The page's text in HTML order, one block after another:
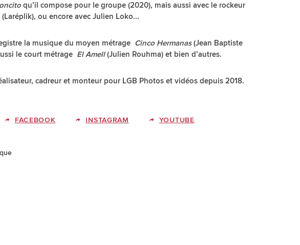
qu’il compose pour le groupe (2020), mais aussi avec le rockeur
ou encore avec Julien Loko...
la musique du moyen métrage Cinco Hermanas(Jean Baptiste
le court métrage El Amell(Julien Rouhma) et bien d’autres.
cadreur et monteur pour LGB Photos et vidéos depuis 2018.
FACEBOOK INSTAGRAM YOUTUBE